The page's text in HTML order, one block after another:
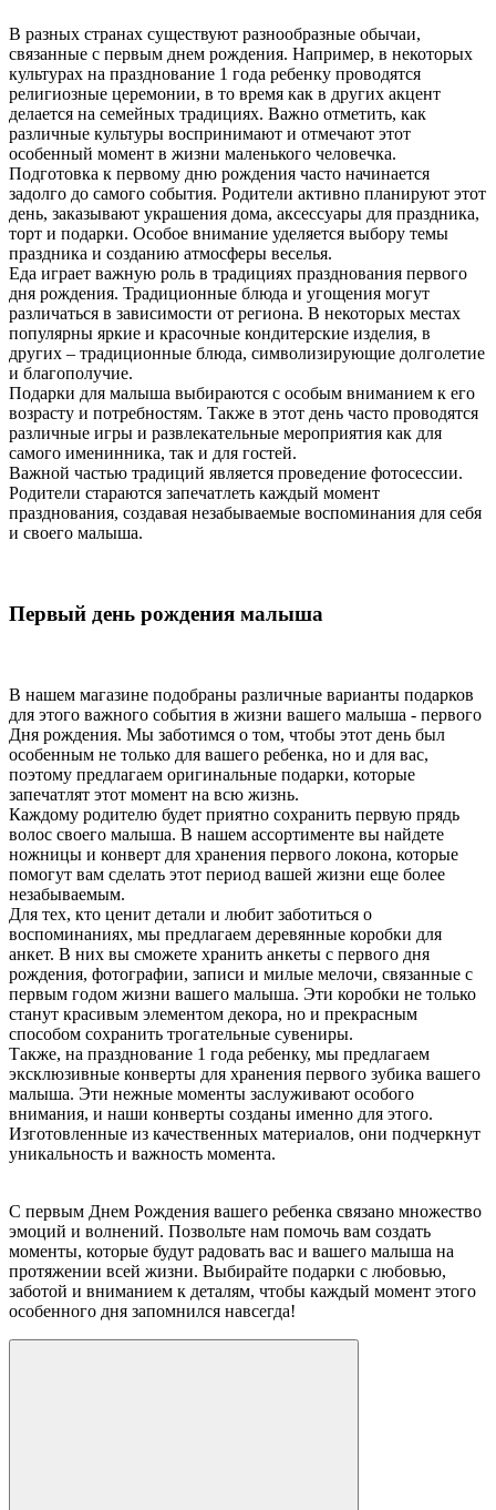
В разных странах существуют разнообразные обычаи,
связанные с первым днем рождения. Например, в некоторых
культурах на празднование 1 года ребенку проводятся
религиозные церемонии, в то время как в других акцент
делается на семейных традициях. Важно отметить, как
различные культуры воспринимают и отмечают этот
особенный момент в жизни маленького человечка.
Подготовка к первому дню рождения часто начинается
задолго до самого события. Родители активно планируют этот
день, заказывают украшения дома, аксессуары для праздника,
торт и подарки. Особое внимание уделяется выбору темы
праздника и созданию атмосферы веселья.
Еда играет важную роль в традициях празднования первого
дня рождения. Традиционные блюда и угощения могут
различаться в зависимости от региона. В некоторых местах
популярны яркие и красочные кондитерские изделия, в
других – традиционные блюда, символизирующие долголетие
и благополучие.
Подарки для малыша выбираются с особым вниманием к его
возрасту и потребностям. Также в этот день часто проводятся
различные игры и развлекательные мероприятия как для
самого именинника, так и для гостей.
Важной частью традиций является проведение фотосессии.
Родители стараются запечатлеть каждый момент
празднования, создавая незабываемые воспоминания для себя
и своего малыша.
Первый день рождения малыша
В нашем магазине подобраны различные варианты подарков
для этого важного события в жизни вашего малыша - первого
Дня рождения. Мы заботимся о том, чтобы этот день был
особенным не только для вашего ребенка, но и для вас,
поэтому предлагаем оригинальные подарки, которые
запечатлят этот момент на всю жизнь.
Каждому родителю будет приятно сохранить первую прядь
волос своего малыша. В нашем ассортименте вы найдете
ножницы и конверт для хранения первого локона, которые
помогут вам сделать этот период вашей жизни еще более
незабываемым.
Для тех, кто ценит детали и любит заботиться о
воспоминаниях, мы предлагаем деревянные коробки для
анкет. В них вы сможете хранить анкеты с первого дня
рождения, фотографии, записи и милые мелочи, связанные с
первым годом жизни вашего малыша. Эти коробки не только
станут красивым элементом декора, но и прекрасным
способом сохранить трогательные сувениры.
Также, на празднование 1 года ребенку, мы предлагаем
эксклюзивные конверты для хранения первого зубика вашего
малыша. Эти нежные моменты заслуживают особого
внимания, и наши конверты созданы именно для этого.
Изготовленные из качественных материалов, они подчеркнут
уникальность и важность момента.
С первым Днем Рождения вашего ребенка связано множество
эмоций и волнений. Позвольте нам помочь вам создать
моменты, которые будут радовать вас и вашего малыша на
протяжении всей жизни. Выбирайте подарки с любовью,
заботой и вниманием к деталям, чтобы каждый момент этого
особенного дня запомнился навсегда!